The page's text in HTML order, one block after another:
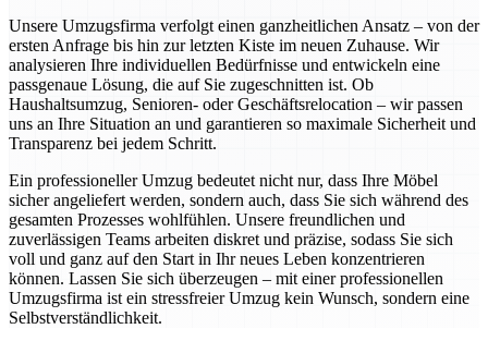
Unsere Umzugsfirma verfolgt einen ganzheitlichen Ansatz – von der
ersten Anfrage bis hin zur letzten Kiste im neuen Zuhause. Wir
analysieren Ihre individuellen Bedürfnisse und entwickeln eine
passgenaue Lösung, die auf Sie zugeschnitten ist. Ob
Haushaltsumzug, Senioren- oder Geschäftsrelocation – wir passen
uns an Ihre Situation an und garantieren so maximale Sicherheit und
Transparenz bei jedem Schritt.
Ein professioneller Umzug bedeutet nicht nur, dass Ihre Möbel
sicher angeliefert werden, sondern auch, dass Sie sich während des
gesamten Prozesses wohlfühlen. Unsere freundlichen und
zuverlässigen Teams arbeiten diskret und präzise, sodass Sie sich
voll und ganz auf den Start in Ihr neues Leben konzentrieren
können. Lassen Sie sich überzeugen – mit einer professionellen
Umzugsfirma ist ein stressfreier Umzug kein Wunsch, sondern eine
Selbstverständlichkeit.